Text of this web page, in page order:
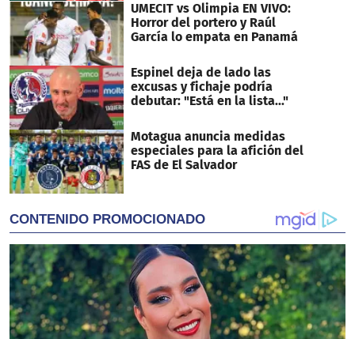
UMECIT vs Olimpia EN VIVO:
Horror del portero y Raúl
García lo empata en Panamá
Espinel deja de lado las
excusas y fichaje podría
debutar: "Está en la lista..."
Motagua anuncia medidas
especiales para la afición del
FAS de El Salvador